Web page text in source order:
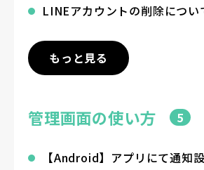
LINEアカウントの削除につい
もっと見る
管理画面の使い方 5
【Android】アプリにて通知